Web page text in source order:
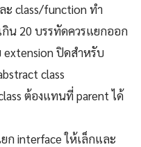
ะ class/function ทำ
น 20 บรรทัดควรแยกออก
ปิดสำหรับ
class
ต้องแทนที่ parent ได้
ก interface ให้เล็กและ